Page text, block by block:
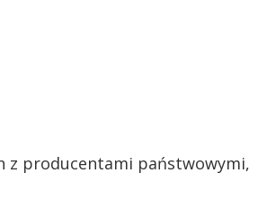
z producentami państwowymi,